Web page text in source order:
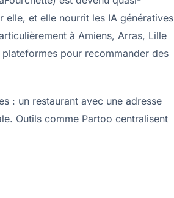
et elle nourrit les IA génératives
à Amiens, Arras, Lille
pour recommander des
: un restaurant avec une adresse
Outils comme Partoo centralisent